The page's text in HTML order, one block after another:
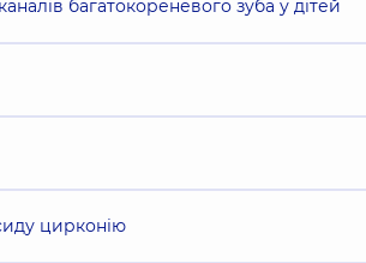
багатокореневого зуба у дітей
цирконію